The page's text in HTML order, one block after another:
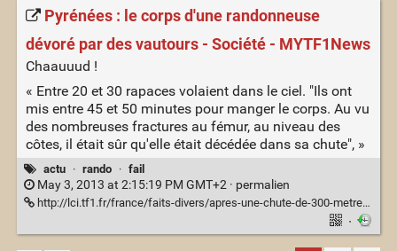
Pyrénées : le corps d'une randonneuse
dévoré par des vautours - Société - MYTF1News
Chaauuud !
« Entre 20 et 30 rapaces volaient dans le ciel. "Ils ont
mis entre 45 et 50 minutes pour manger le corps. Au vu
des nombreuses fractures au fémur, au niveau des
côtes, il était sûr qu'elle était décédée dans sa chute", »
actu · rando · fail
May 3, 2013 at 2:15:19 PM GMT+2 · permalien
http://lci.tf1.fr/france/faits-divers/apres-une-chute-de-300-metres-une-randonneuse-se-fait-devorer-7950368.html
·